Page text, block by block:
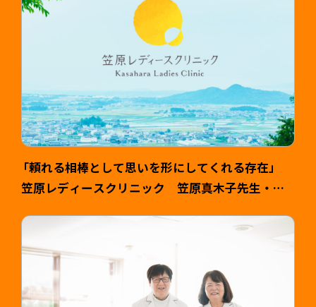
「頼れる相棒として思いを形にしてくれる存在」
笠原レディースクリニック 笠原真木子先生・健